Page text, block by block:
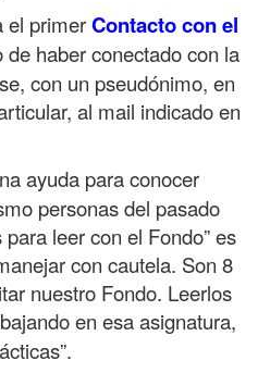
el primerContacto con el
haber conectado con la
con un pseudónimo, en
al mail indicado en
ayuda para conocer
personas del pasado
leer con el Fondo” es
con cautela. Son 8
nuestro Fondo. Leerlos
en esa asignatura,